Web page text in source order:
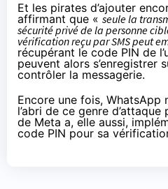
Et les pirates d’ajouter
affirmant que « seule la
sécurité privé de la personne
vérification reçu par SMS peut
récupérant le code PIN de
peuvent alors s’enregistrer
contrôler la messagerie.
Encore une fois, WhatsApp
l’abri de ce genre
de Meta a, elle aussi,
code PIN pour sa